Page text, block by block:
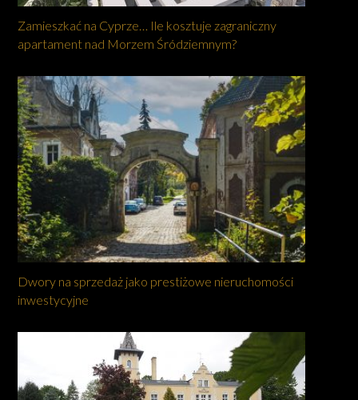
Zamieszkać na Cyprze… Ile kosztuje zagraniczny
apartament nad Morzem Śródziemnym?
Dwory na sprzedaż jako prestiżowe nieruchomości
inwestycyjne